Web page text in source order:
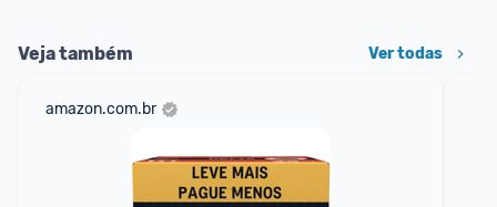
Veja também Ver todas
amazon.com.br